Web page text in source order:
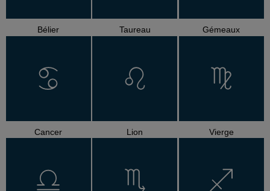
Bélier Taureau Gémeaux
Cancer Lion Vierge